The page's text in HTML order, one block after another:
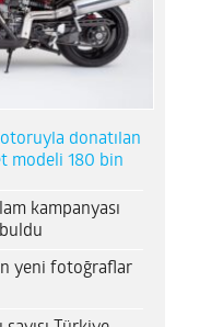
donatılan
modeli 180 bin
kampanyası
yeni fotoğraflar